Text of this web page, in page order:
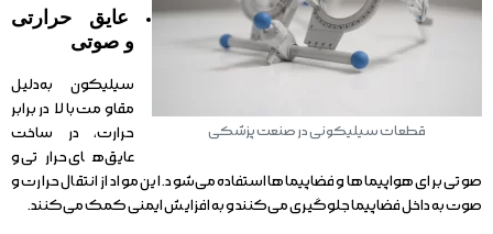
قطعات سیلیکونی در صنعت پزشکی
عایق حرارتی
و صوتی
سیلیکون به‌دلیل
مقاومت بالا در برابر
حرارت، در ساخت
عایق‌های حرارتی و
صوتی برای هواپیماها و فضاپیماها استفاده می‌شود. این مواد از انتقال حرارت و
صوت به داخل فضاپیما جلوگیری می‌کنند و به افزایش ایمنی کمک می‌کنند.